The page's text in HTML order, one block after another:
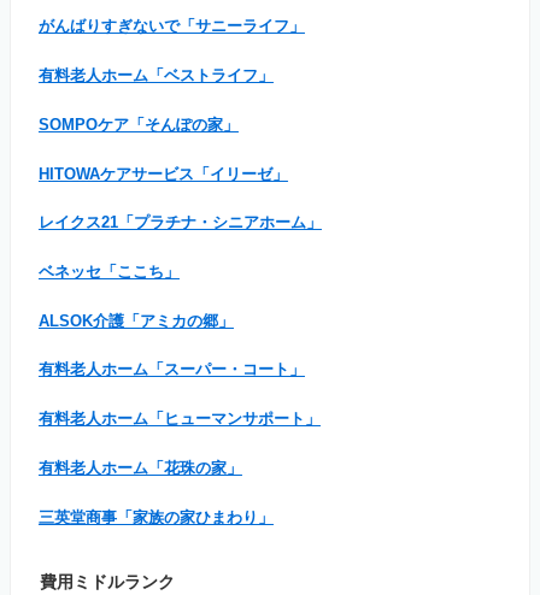
がんばりすぎないで「サニーライフ」
有料老人ホーム「ベストライフ」
SOMPOケア「そんぽの家」
HITOWAケアサービス「イリーゼ」
レイクス21「プラチナ・シニアホーム」
ベネッセ「ここち」
ALSOK介護「アミカの郷」
有料老人ホーム「スーパー・コート」
有料老人ホーム「ヒューマンサポート」
有料老人ホーム「花珠の家」
三英堂商事「家族の家ひまわり」
費用ミドルランク